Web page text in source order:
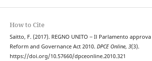
How to Cite
Saitto, F. (2017). REGNO UNITO ‒ Il Parlamento
Reform and Governance Act 2010. DPCE Online, 3(3).
https://doi.org/10.57660/dpceonline.2010.321